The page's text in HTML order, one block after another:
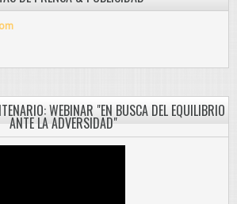
WEBINAR "EN BUSCA DEL EQUILIBRIO
ANTE LA ADVERSIDAD"